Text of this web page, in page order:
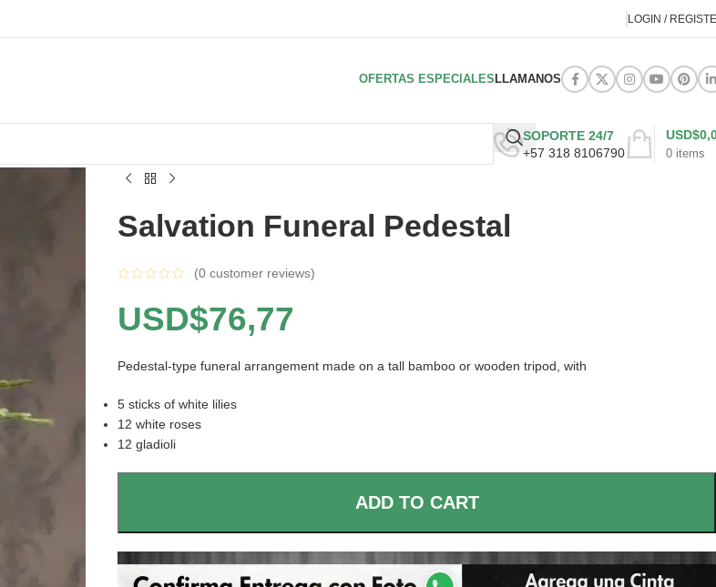
LOGIN /
OFERTAS ESPECIALES LLAMANOS
SOPORTE 24/7
+57 318 8106790
0 items
USD$
Salvation Funeral Pedestal
(0 customer reviews)
USD$76,77
Pedestal-type funeral arrangement made on a tall bamboo or wooden tripod, with
5 sticks of white lilies
12 white roses
12 gladioli
ADD TO CART